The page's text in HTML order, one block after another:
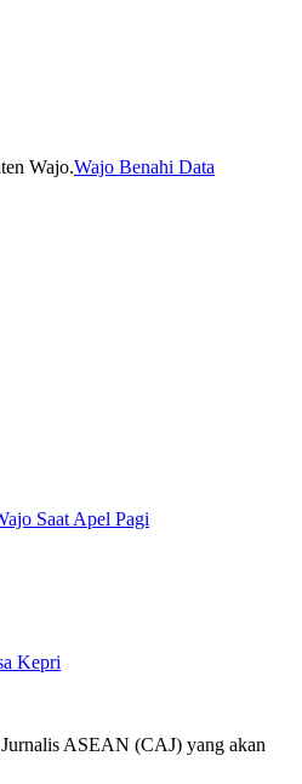
Wajo Benahi Data
Saat Apel Pagi
Kepri